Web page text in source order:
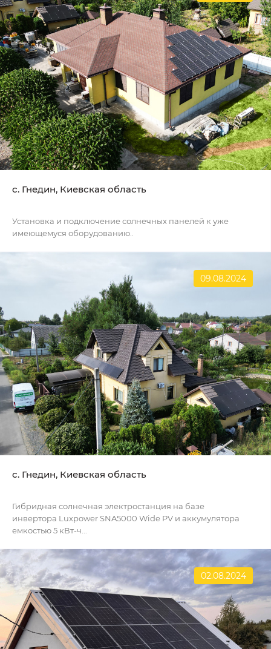
c. Гнедин, Киевская область
Установка и подключение солнечных панелей к уже
имеющемуся оборудованию..
09.08.2024
с. Гнедин, Киевская область
Гибридная солнечная электростанция на базе
инвертора Luxpower SNA5000 Wide PV и аккумулятора
емкостью 5 кВт-ч...
02.08.2024